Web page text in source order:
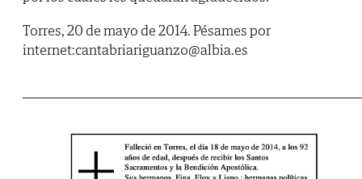
Torres, 20 de mayo de 2014. Pésames por
internet:cantabriariguanzo@albia.es